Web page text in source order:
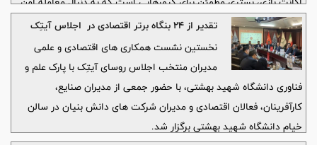
و حرفه‌ای هستند.
تقدیر از ۲۴ بنگاه برتر اقتصادی در اجلاس آیتِک
نخستین نشست همکاری های اقتصادی و علمی
مدیران منتخب اجلاس روسای آیتِک با پارک علم و
فناوری دانشگاه شهید بهشتی، با حضور جمعی از مدیران صنایع،
کارآفرینان، فعالان اقتصادی و مدیران شرکت های دانش بنیان در سالن
خیام دانشگاه شهید بهشتی برگزار شد.